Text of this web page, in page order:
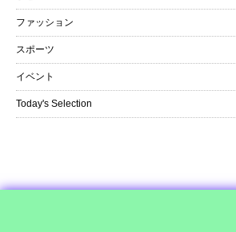
ファッション
スポーツ
イベント
Today's Selection